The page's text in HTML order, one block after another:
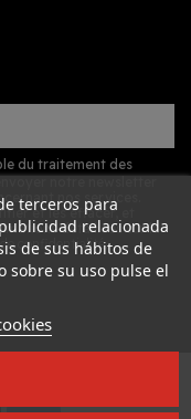
du traitement des
nos services.
et les effacer, et
détaillées sur la
confidentialité.
terceros para
relacionada
de sus hábitos de
sobre su uso pulse el